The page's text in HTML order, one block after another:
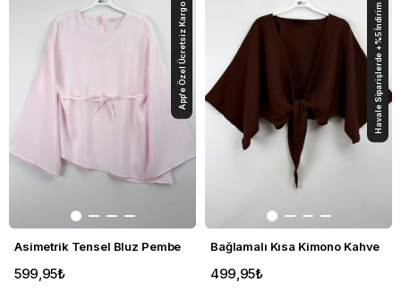
Asimetrik Tensel Bluz Pembe
599,95₺
App'e Özel Ücretsiz Kargo
Bağlamalı Kısa Kimono Kahve
499,95₺
Havale Siparişlerde +%5 İndirim